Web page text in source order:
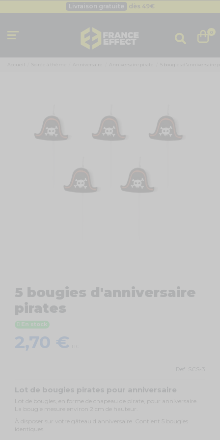
Livraison gratuite dès 49€
Livraison gratuite dès 49 0
Accueil Soirée à thème Anniversaire Anniversaire pirate 5 bougies d'anniversaire
5 bougies d'anniversaire
pirates
En stock
2,70 €
Ref. SCS-3
Lot de bougies pirates pour anniversaire
Lot de bougies, en forme de chapeau de pirate, pour anniversaire.
La bougie mesure environ 2 cm de hauteur.
À disposer sur votre gâteau d'anniversaire. Contient 5 bougies
identiques.